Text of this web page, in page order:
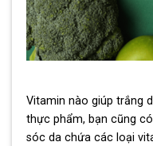
Vitamin nào giúp trắng
thực phẩm, bạn cũng
sóc da chứa các loại